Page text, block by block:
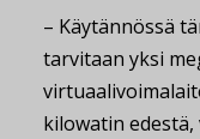
– Käytännössä
tarvitaan yksi
kilowatin